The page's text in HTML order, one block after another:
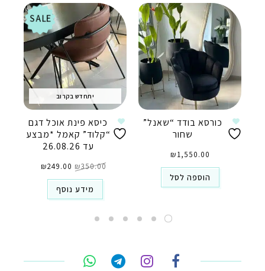
כורסא בודד “שאנל”
שחור
₪1,550.00
הוספה לסל
יתחדש בקרוב
SALE
כיסא פינת אוכל דגם
“קלוד” קאמל *מבצע
עד 26.08.26
₪350.00 המקורי
היה:
₪350.00.
₪249.00 הנוכחי
הוא:
מידע נוסף